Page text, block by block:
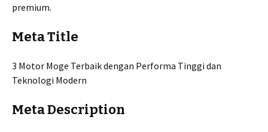
premium.
Meta Title
3 Motor Moge Terbaik dengan Performa Tinggi dan
Teknologi Modern
Meta Description